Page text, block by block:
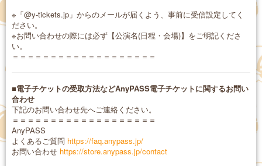
※「@y-tickets.jp」からのメールが届くよう、事前に受信設定してく
ださい。
※お問い合わせの際には必ず【公演名(日程・会場)】をご明記くださ
い。
＝＝＝＝＝＝＝＝＝＝＝＝＝＝＝＝＝＝＝
■電子チケットの受取方法などAnyPASS電子チケットに関するお問い
合わせ
下記のお問い合わせ先へご連絡ください。
＝＝＝＝＝＝＝＝＝＝＝＝＝＝＝＝＝＝＝
AnyPASS
よくあるご質問 https://faq.anypass.jp/
お問い合わせ https://store.anypass.jp/contact